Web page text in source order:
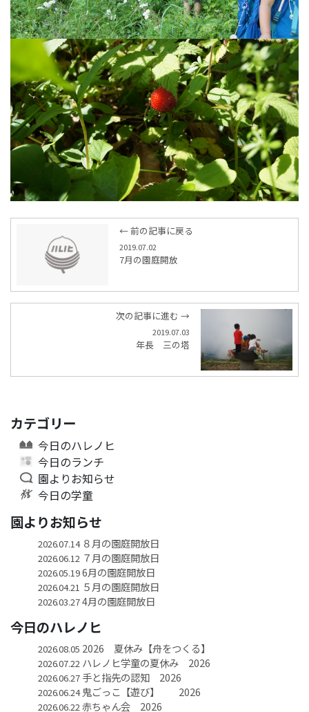
← 前の記事に戻る
2019.07.02
7月の園庭開放
次の記事に進む →
2019.07.03
年長 三の塔
カテゴリー
今日のハレノヒ
今日のランチ
園よりお知らせ
今日の学童
園よりお知らせ
2026.07.14８月の園庭開放日
2026.06.12 ７月の園庭開放日
2026.05.196月の園庭開放日
2026.04.21 ５月の園庭開放日
2026.03.274月の園庭開放日
今日のハレノヒ
2026.08.05 2026 夏休み【舟をつくる】
2026.07.22 ハレノヒ学童の夏休み 2026
2026.06.27手と指先の認知 2026
2026.06.24鬼ごっこ【遊び】 2026
2026.06.22 赤ちゃん会 2026